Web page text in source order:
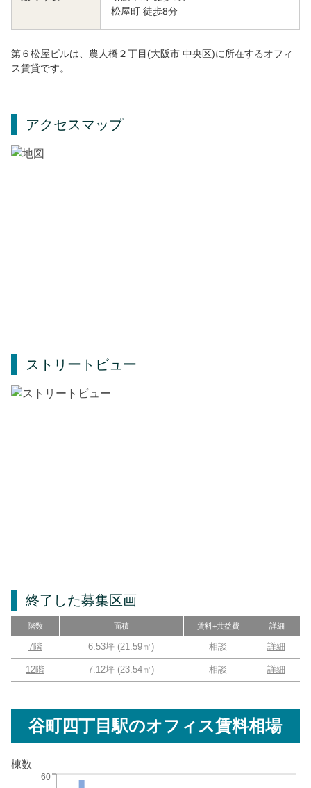
松屋町 徒歩8分
第６松屋ビルは、農人橋２丁目(大阪市 中央区)に所在するオフィ
ス賃貸です。
アクセスマップ
ストリートビュー
終了した募集区画
階数 面積 賃料+共益費 詳細
7階 6.53坪 (21.59㎡) 相談 詳細
12階 7.12坪 (23.54㎡) 相談 詳細
谷町四丁目駅のオフィス賃料相場
棟数
60